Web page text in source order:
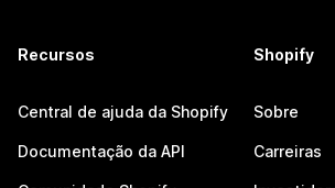
Recursos
Central de ajuda da Shopify
Documentação da API
Shopify
Sobre
Carreiras